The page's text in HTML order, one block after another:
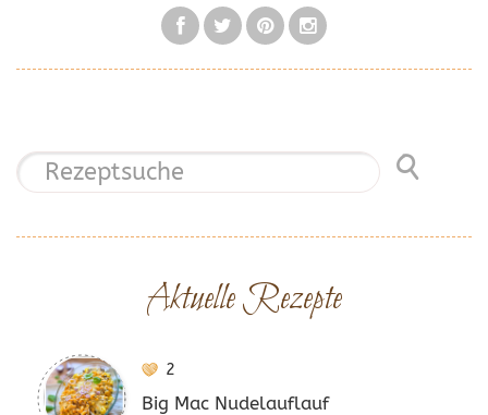
Aktuelle Rezepte
2
Big Mac Nudelauflauf